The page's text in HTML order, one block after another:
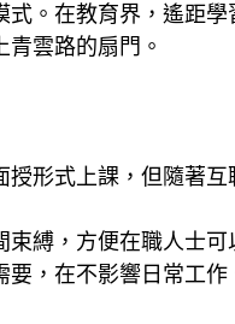
。在教育界，遙距
雲路的扇門。
形式上課，但隨著
束縛，方便在職人士
，在不影響日常工